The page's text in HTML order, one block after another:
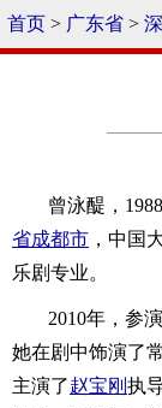
首页 > 广东省 >
曾泳醍，
省成都市 ，中国
乐剧专业。
2010年，参
她在剧中饰演了
主演了赵宝刚 执